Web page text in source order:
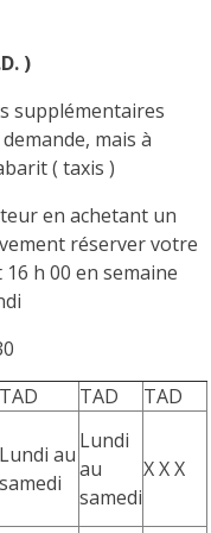
)
supplémentaires
mais à
( taxis )
en achetant un
réserver votre
h 00 en semaine
TAD TAD TAD
Lundi au
samedi
Lundi
au
samedi
X X X